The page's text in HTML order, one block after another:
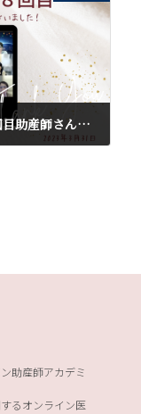
乳がん治療後の母乳育児支援 - 第８回目助産師さんグルコンを終えて
助産師アカデミ
るオンライン医